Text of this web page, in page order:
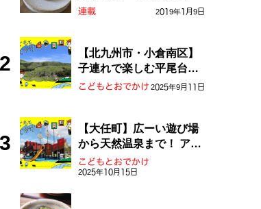
連載 2019年1月9日
【北九州市・小倉南区】
子連れで楽しむ平尾台！
ふしぎな草原や千仏鍾乳
こどもとおでかけ 2025年9月11日
【大任町】広ーい遊び場
から天然温泉まで！ アミ
ューズメントな道の駅・
おおとう桜街道
こどもとおでかけ
2025年10月15日